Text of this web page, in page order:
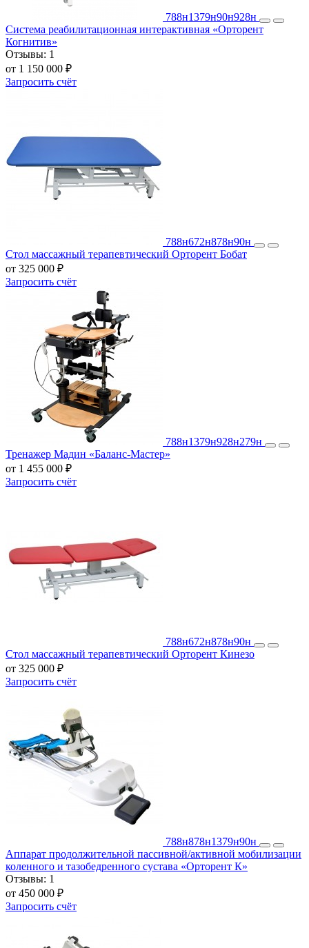
788н1379н90н928н
Система реабилитационная интерактивная «Орторент
Когнитив»
Отзывы: 1
от 1 150 000 ₽
Запросить счёт
788н672н878н90н
Стол массажный терапевтический Орторент Бобат
от 325 000 ₽
Запросить счёт
788н1379н928н279н
Тренажер Мадин «Баланс-Мастер»
от 1 455 000 ₽
Запросить счёт
788н672н878н90н
Стол массажный терапевтический Орторент Кинезо
от 325 000 ₽
Запросить счёт
788н878н1379н90н
Аппарат продолжительной пассивной/активной мобилизации
коленного и тазобедренного сустава «Орторент К»
Отзывы: 1
от 450 000 ₽
Запросить счёт